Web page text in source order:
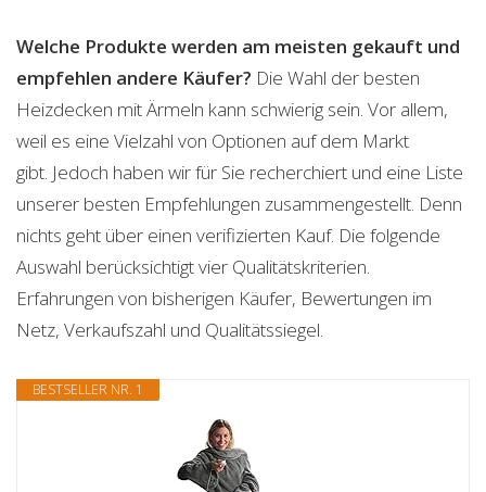
Welche Produkte werden am meisten gekauft und
empfehlen andere Käufer? Die Wahl der besten
Heizdecken mit Ärmeln kann schwierig sein. Vor allem,
weil es eine Vielzahl von Optionen auf dem Markt
gibt. Jedoch haben wir für Sie recherchiert und eine Liste
unserer besten Empfehlungen zusammengestellt. Denn
nichts geht über einen verifizierten Kauf. Die folgende
Auswahl berücksichtigt vier Qualitätskriterien.
Erfahrungen von bisherigen Käufer, Bewertungen im
Netz, Verkaufszahl und Qualitätssiegel.
BESTSELLER NR. 1